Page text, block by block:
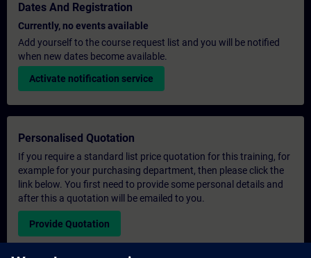
Dates And Registration
Currently, no events available
Add yourself to the course request list and you will be notified
when new dates become available.
Activate notification service
Personalised Quotation
If you require a standard list price quotation for this training, for
example for your purchasing department, then please click the
link below. You first need to provide some personal details and
after this a quotation will be emailed to you.
Provide Quotation